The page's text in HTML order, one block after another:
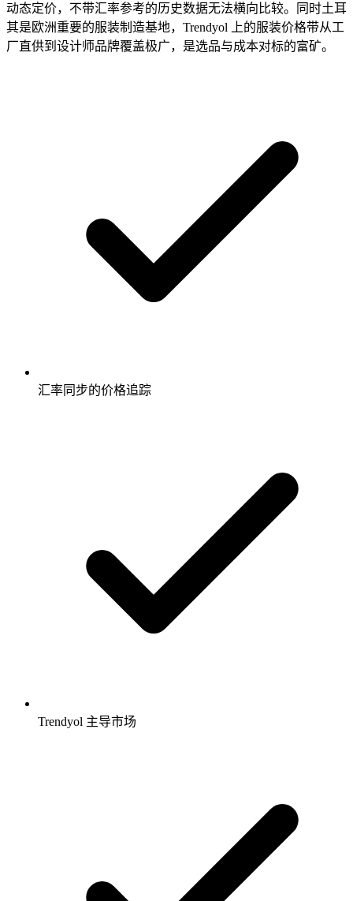
动态定价，不带汇率参考的历史数据无法横向比较。同时土耳
其是欧洲重要的服装制造基地，Trendyol 上的服装价格带从工
厂直供到设计师品牌覆盖极广，是选品与成本对标的富矿。
汇率同步的价格追踪
Trendyol 主导市场